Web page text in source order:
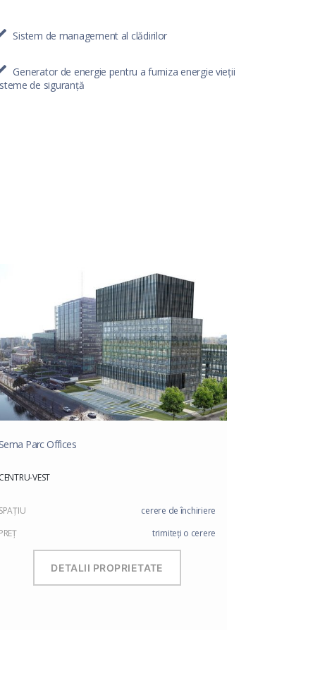
Sistem de management al clădirilor
Generator de energie pentru a furniza energie vieții
de siguranță
Sema Parc Offices
CENTRU-VEST
SPAŢIU
cerere de închiriere
PREŢ
trimiteți o cerere
DETALII PROPRIETATE